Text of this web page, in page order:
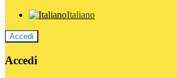
Italiano
Accedi
Accedi